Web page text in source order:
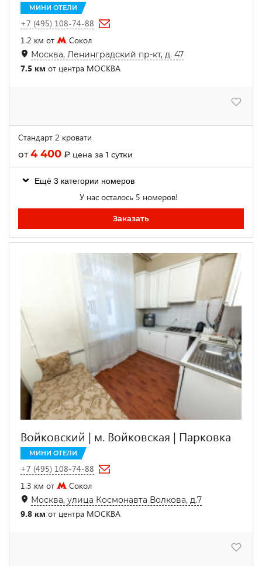
МИНИ ОТЕЛИ
+7 (495) 108-74-88
1.2 км от
Сокол
Москва, Ленинградский пр-кт, д. 47
7.5 км от центра МОСКВА
Стандарт 2 кровати
от4 400 ₽ цена за 1 сутки
Ещё 3 категории номеров
У нас осталось 5 номеров!
Заказать
Войковский | м. Войковская | Парковка
МИНИ ОТЕЛИ
+7 (495) 108-74-88
1.3 км от
Сокол
Москва, улица Космонавта Волкова, д.7
9.8 км от центра МОСКВА